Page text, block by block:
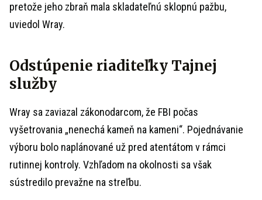
pretože jeho zbraň mala skladateľnú sklopnú pažbu,
uviedol Wray.
Odstúpenie riaditeľky Tajnej
služby
Wray sa zaviazal zákonodarcom, že FBI počas
vyšetrovania „nenechá kameň na kameni“. Pojednávanie
výboru bolo naplánované už pred atentátom v rámci
rutinnej kontroly. Vzhľadom na okolnosti sa však
sústredilo prevažne na streľbu.